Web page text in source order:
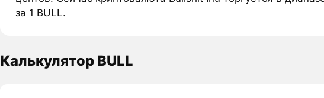
за 1 BULL.
Калькулятор BULL